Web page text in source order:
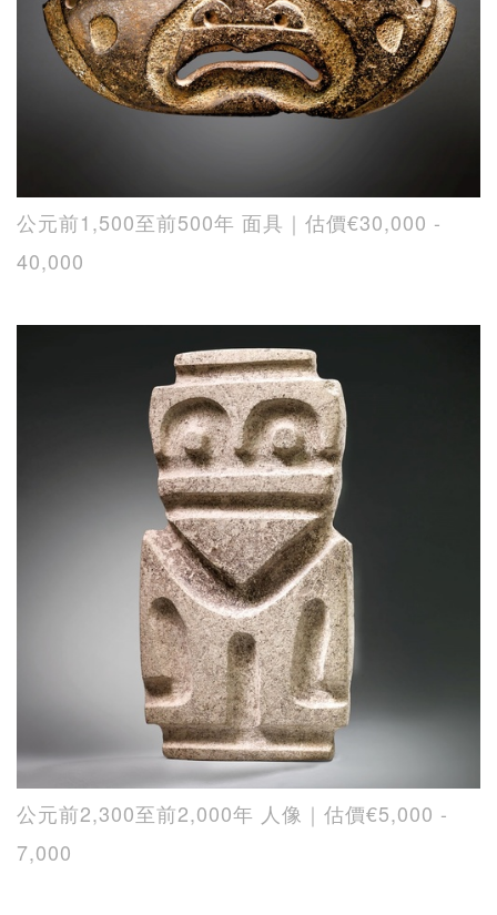
公元前1,500至前500年 面具｜估價€30,000 -
40,000
公元前2,300至前2,000年 人像｜估價€5,000 -
7,000